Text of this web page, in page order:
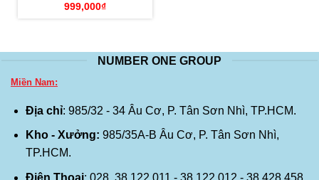
999,000₫
NUMBER ONE GROUP
Miền Nam:
Địa chỉ: 985/32 - 34 Âu Cơ, P. Tân Sơn Nhì, TP.HCM.
Kho - Xưởng: 985/35A-B Âu Cơ, P. Tân Sơn Nhì,
TP.HCM.
Điện Thoại: 028. 38 122 011 - 38 122 012 - 38 428 458